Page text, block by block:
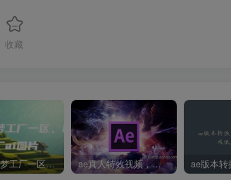
收藏
ai明星造梦工厂一区，明星造梦工厂ai图片 ae真人特效视频，大学生第一次做ppt怎么做